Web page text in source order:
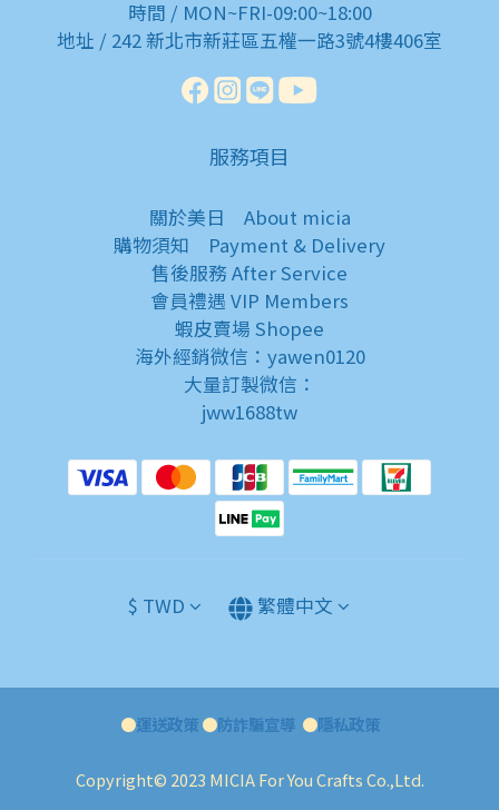
時間 / MON~FRI-09:00~18:00
地址 / 242 新北市新莊區五權一路3號4樓406室
服務項目
關於美日 About micia
購物須知 Payment & Delivery
售後服務 After Service
會員禮遇 VIP Members
蝦皮賣場 Shopee
海外經銷微信：yawen0120
大量訂製微信：
jww1688tw
$ TWD 繁體中文
●運送政策●防詐騙宣導●隱私政策
Copyright© 2023 MICIA For You Crafts Co.,Ltd.